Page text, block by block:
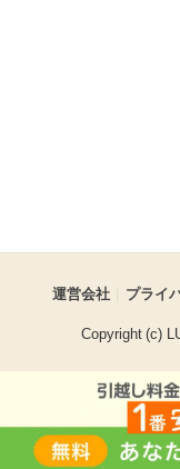
運営会社 プライ
Copyright (c)